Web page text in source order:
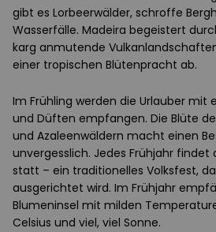
gibt es Lorbeerwälder, schroffe
Wasserfälle. Madeira begeistert
karg anmutende
einer tropischen Blütenpracht ab.
Im Frühling werden die Urlauber mit
und Düften empfangen. Die Blüte
und Azaleenwäldern macht einen
unvergesslich. Jedes Frühjahr findet
statt – ein traditionelles Volksfest,
ausgerichtet wird. Im Frühjahr
Blumeninsel mit milden
Celsius und viel, viel Sonne.